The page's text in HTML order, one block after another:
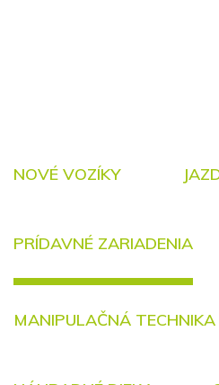
NOVÉ VOZÍKY
PRÍDAVNÉ ZARIADENIA
MANIPULAČNÁ TECHNIKA